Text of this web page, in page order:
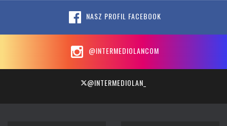
NASZ PROFIL FACEBOOK
@INTERMEDIOLANCOM
@INTERMEDIOLAN_